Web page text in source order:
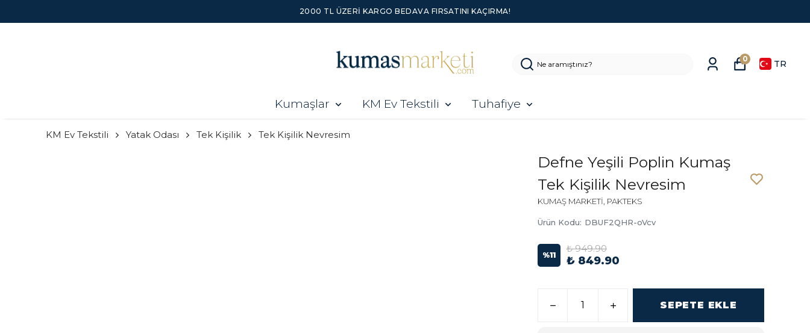
2000 TL ÜZERI KARGO BEDAVA FIRSATINI KAÇIRMA!
Kumaşlar KM Ev Tekstili Tuhafiye
0 TR
KM Ev Tekstili Yatak Odası Tek Kişilik Tek Kişilik Nevresim
Defne Yeşili Poplin Kumaş
Tek Kişilik Nevresim
KUMAŞ MARKETİ, PAKTEKS
Ürün Kodu: DBUF2QHR-oVcv
%11
₺ 949.90
₺ 849.90
SEPETE EKLE